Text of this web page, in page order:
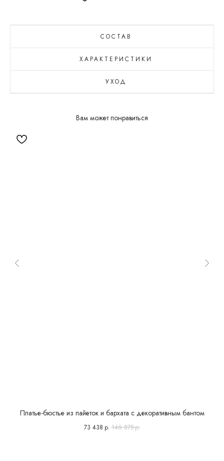
СОСТАВ
ХАРАКТЕРИСТИКИ
УХОД
Вам может понравиться
Платье-бюстье из пайеток и бархата с декоративным бантом
73 438 р.146 875р.